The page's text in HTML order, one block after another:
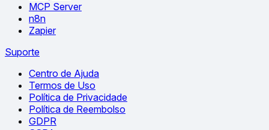
MCP Server
n8n
Zapier
Suporte
Centro de Ajuda
Termos de Uso
Política de Privacidade
Política de Reembolso
GDPR